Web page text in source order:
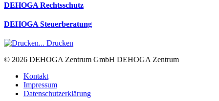
DEHOGA Rechtsschutz
DEHOGA Steuerberatung
Drucken
© 2026 DEHOGA Zentrum GmbH DEHOGA Zentrum
Kontakt
Impressum
Datenschutzerklärung